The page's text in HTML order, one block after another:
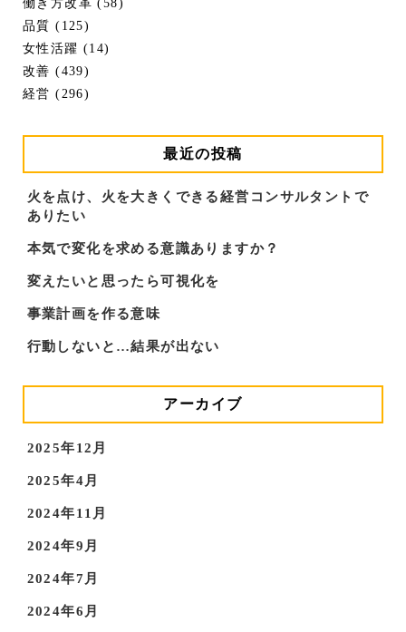
働き方改革 (58)
品質 (125)
女性活躍 (14)
改善 (439)
経営 (296)
最近の投稿
火を点け、火を大きくできる経営コンサルタントで
ありたい
本気で変化を求める意識ありますか？
変えたいと思ったら可視化を
事業計画を作る意味
行動しないと…結果が出ない
アーカイブ
2025年12月
2025年4月
2024年11月
2024年9月
2024年7月
2024年6月